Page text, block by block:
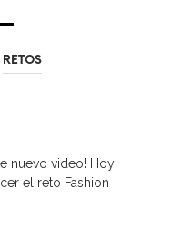
RETOS
nuevo video! Hoy
el reto Fashion